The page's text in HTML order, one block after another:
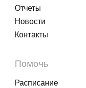
Отчеты
Новости
Контакты
Помочь
Расписание